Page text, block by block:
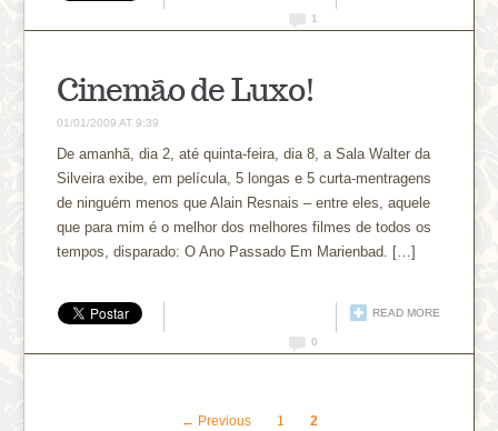
1
Cinemão de Luxo!
01/01/2009 AT 9:39
De amanhã, dia 2, até quinta-feira, dia 8, a Sala Walter da
Silveira exibe, em película, 5 longas e 5 curta-mentragens
de ninguém menos que Alain Resnais – entre eles, aquele
que para mim é o melhor dos melhores filmes de todos os
tempos, disparado: O Ano Passado Em Marienbad. […]
READ MORE
0
← Previous 1 2